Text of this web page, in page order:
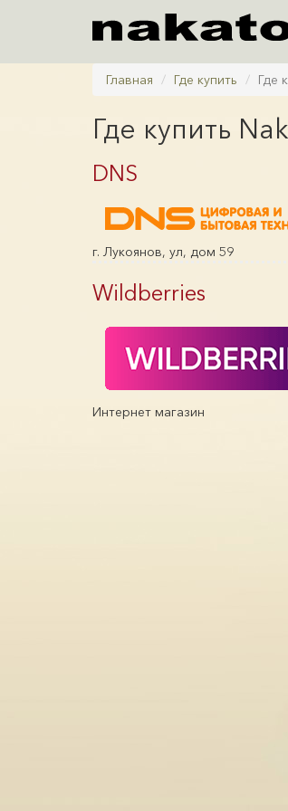
Главная Где купить Где
Где купить
DNS
г. Лукоянов, ул, дом 59
Wildberries
Интернет магазин